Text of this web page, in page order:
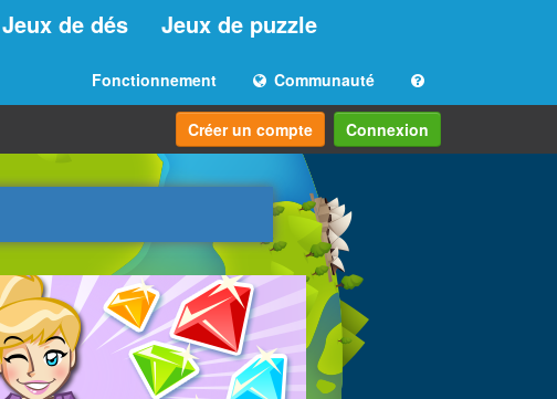
Jeux de dés Jeux de puzzle
Fonctionnement Communauté
Créer un compte Connexion